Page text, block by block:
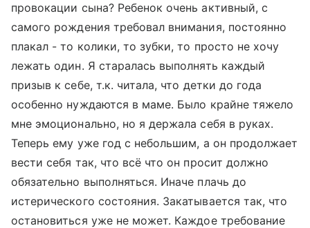
провокации сына? Ребенок очень активный, с
самого рождения требовал внимания, постоянно
плакал - то колики, то зубки, то просто не хочу
лежать один. Я старалась выполнять каждый
призыв к себе, т.к. читала, что детки до года
особенно нуждаются в маме. Было крайне тяжело
мне эмоционально, но я держала себя в руках.
Теперь ему уже год с небольшим, а он продолжает
вести себя так, что всё что он просит должно
обязательно выполняться. Иначе плачь до
истерического состояния. Закатывается так, что
остановиться уже не может. Каждое требование